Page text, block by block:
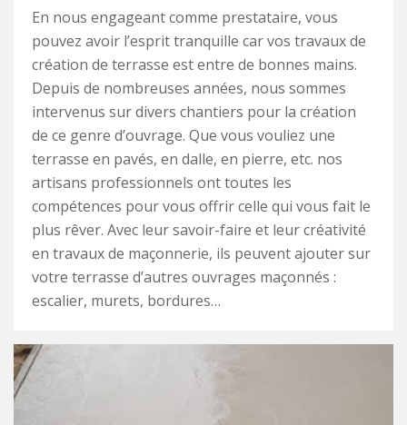
En nous engageant comme prestataire, vous
pouvez avoir l’esprit tranquille car vos travaux de
création de terrasse est entre de bonnes mains.
Depuis de nombreuses années, nous sommes
intervenus sur divers chantiers pour la création
de ce genre d’ouvrage. Que vous vouliez une
terrasse en pavés, en dalle, en pierre, etc. nos
artisans professionnels ont toutes les
compétences pour vous offrir celle qui vous fait le
plus rêver. Avec leur savoir-faire et leur créativité
en travaux de maçonnerie, ils peuvent ajouter sur
votre terrasse d’autres ouvrages maçonnés :
escalier, murets, bordures…